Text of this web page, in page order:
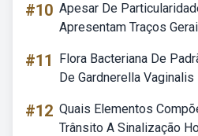
#10 Apesar De
Apresentam Traços
#11
Flora Bacteriana De
De Gardnerella Vaginalis
#12 Quais Elementos
Trânsito A Sinalização